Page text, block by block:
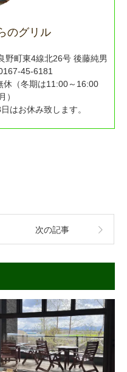
のグリル
町東4線北26号 後藤純男
45-6181
（冬期は11:00～16:00
）
はお休み致します。
次の記事